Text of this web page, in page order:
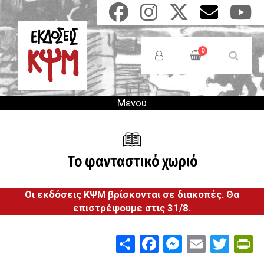
Παράκαμψη
προς
το
κυρίως
περιεχόμενο
Anonymous
Users
Menu
0
Μενού
Το φανταστικό χωριό
Οι εκδόσεις ΚΨΜ βρίσκονται σε διακοπές. Θα
επιστρέψουμε στις 31/8.
ShareFacebook
Email